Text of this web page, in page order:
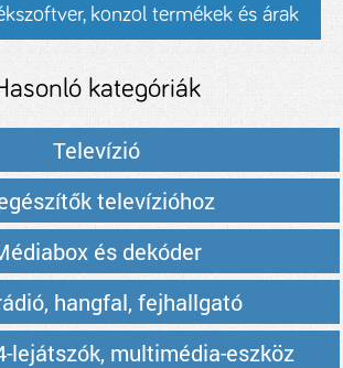
konzol termékek és árak
kategóriák
Televízió
televízióhoz
és dekóder
hangfal, fejhallgató
lejátszók, multimédia-eszköz